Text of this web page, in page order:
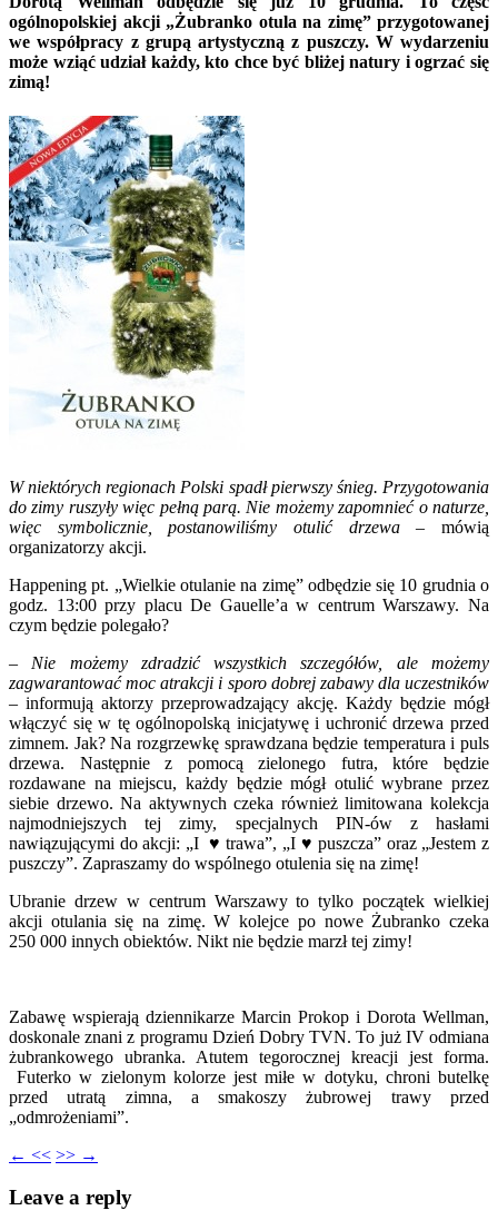
ogólnopolskiej akcji „Żubranko otula na zimę” przygotowanej
we współpracy z grupą artystyczną z puszczy. W wydarzeniu
może wziąć udział każdy, kto chce być bliżej natury i ogrzać się
zimą!
W niektórych regionach Polski spadł pierwszy śnieg. Przygotowania
do zimy ruszyły więc pełną parą. Nie możemy zapomnieć o naturze,
więc symbolicznie, postanowiliśmy otulić drzewa– mówią
organizatorzy akcji.
Happening pt. „Wielkie otulanie na zimę” odbędzie się 10 grudnia o
godz. 13:00 przy placu De Gauelle’a w centrum Warszawy. Na
czym będzie polegało?
– Nie możemy zdradzić wszystkich szczegółów, ale możemy
zagwarantować moc atrakcji i sporo dobrej zabawy dla uczestników
– informują aktorzy przeprowadzający akcję. Każdy będzie mógł
włączyć się w tę ogólnopolską inicjatywę i uchronić drzewa przed
zimnem. Jak? Na rozgrzewkę sprawdzana będzie temperatura i puls
drzewa. Następnie z pomocą zielonego futra, które będzie
rozdawane na miejscu, każdy będzie mógł otulić wybrane przez
siebie drzewo. Na aktywnych czeka również limitowana kolekcja
najmodniejszych tej zimy, specjalnych PIN-ów z hasłami
nawiązującymi do akcji: „I ♥ trawa”, „I ♥ puszcza” oraz „Jestem z
puszczy”. Zapraszamy do wspólnego otulenia się na zimę!
Ubranie drzew w centrum Warszawy to tylko początek wielkiej
akcji otulania się na zimę. W kolejce po nowe Żubranko czeka
250 000 innych obiektów. Nikt nie będzie marzł tej zimy!
Zabawę wspierają dziennikarze Marcin Prokop i Dorota Wellman,
doskonale znani z programu Dzień Dobry TVN. To już IV odmiana
żubrankowego ubranka. Atutem tegorocznej kreacji jest forma.
Futerko w zielonym kolorze jest miłe w dotyku, chroni butelkę
przed utratą zimna, a smakoszy żubrowej trawy przed
„odmrożeniami”.
← << >> →
Leave a reply